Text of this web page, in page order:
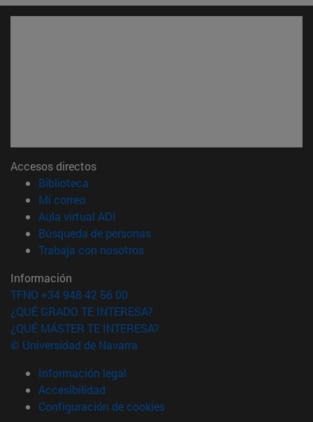
Accesos directos
Biblioteca
Mi correo(abre en nueva ventana)
Aula virtual ADI
Búsqueda de personas(abre en nueva ventana)
Trabaja con nosotros(abre en nueva ventana)
Información
TFNO +34 948 42 56 00
¿QUÉ GRADO TE INTERESA?
¿QUÉ MÁSTER TE INTERESA?
© Universidad de Navarra
Información legal
Accesibilidad
Configuración de cookies